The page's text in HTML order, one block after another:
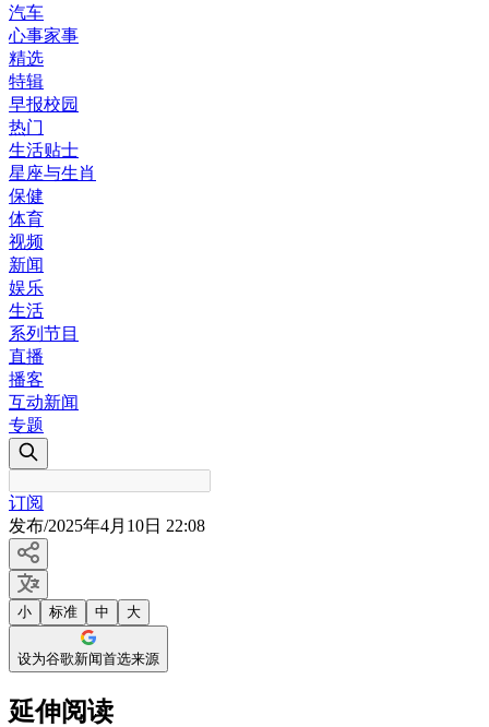
汽车
心事家事
精选
特辑
早报校园
热门
生活贴士
星座与生肖
保健
体育
视频
新闻
娱乐
生活
系列节目
直播
播客
互动新闻
专题
订阅
发布/2025年4月10日 22:08
小 标准 中 大
设为谷歌新闻首选来源
延伸阅读